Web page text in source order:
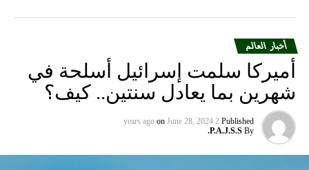
أخبار العالم
أميركا سلمت إسرائيل أسلحة في
شهرين بما يعادل سنتين.. كيف؟
Published
2 years ago
on June 28, 2024
By
P.A.J.S.S.